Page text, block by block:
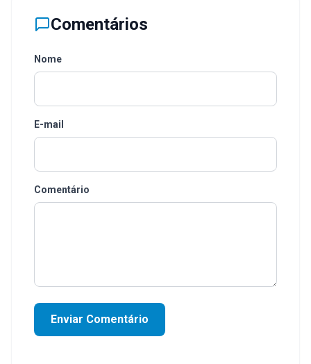
Comentários
Nome
E-mail
Comentário
Enviar Comentário